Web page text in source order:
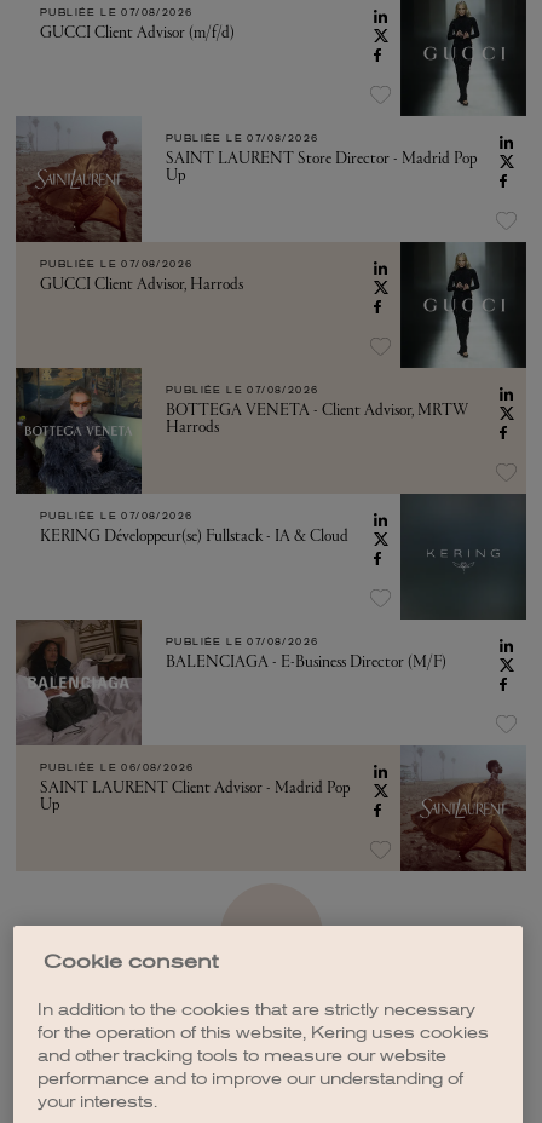
PUBLIÉE LE 07/08/2026
GUCCI Client Advisor (m/f/d)
PUBLIÉE LE 07/08/2026
SAINT LAURENT Store Director - Madrid Pop
Up
PUBLIÉE LE 07/08/2026
GUCCI Client Advisor, Harrods
PUBLIÉE LE 07/08/2026
BOTTEGA VENETA - Client Advisor, MRTW
Harrods
PUBLIÉE LE 07/08/2026
KERING Développeur(se) Fullstack - IA & Cloud
PUBLIÉE LE 07/08/2026
BALENCIAGA - E-Business Director (M/F)
PUBLIÉE LE 06/08/2026
SAINT LAURENT Client Advisor - Madrid Pop
Up
CRÉER UNE ALERTE
Cookie consent
In addition to the cookies that are strictly necessary
for the operation of this website, Kering uses cookies
and other tracking tools to measure our website
performance and to improve our understanding of
your interests.